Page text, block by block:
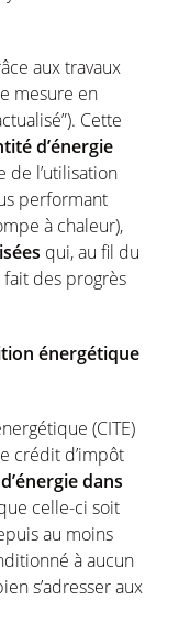
aux travaux
mesure en
Cette
d’énergie
de l’utilisation
performant
à chaleur),
qui, au fil du
des progrès
énergétique
(CITE)
crédit d’impôt
dans
celle-ci soit
au moins
à aucun
s’adresser aux